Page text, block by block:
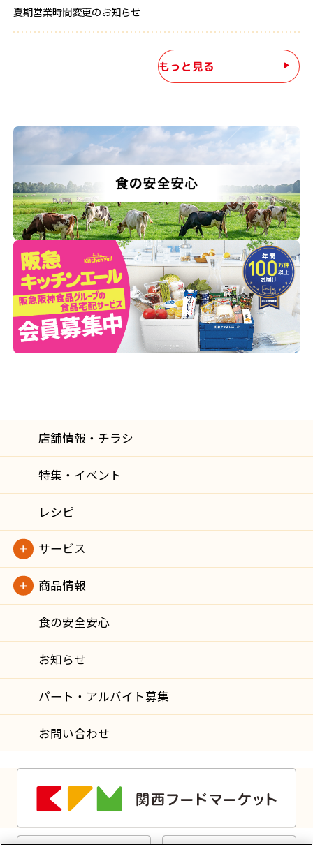
夏期営業時間変更のお知らせ
もっと見る
店舗情報・チラシ
特集・イベント
レシピ
サービス
商品情報
食の安全安心
お知らせ
パート・アルバイト募集
お問い合わせ